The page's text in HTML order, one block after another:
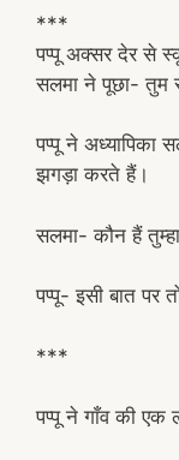
***
पप्पू अक्सर देर से
सलमा ने पूछा- तुम
पप्पू ने अध्यापिका
झगड़ा करते हैं।
सलमा- कौन हैं
पप्पू- इसी बात पर
***
पप्पू ने गाँव की एक